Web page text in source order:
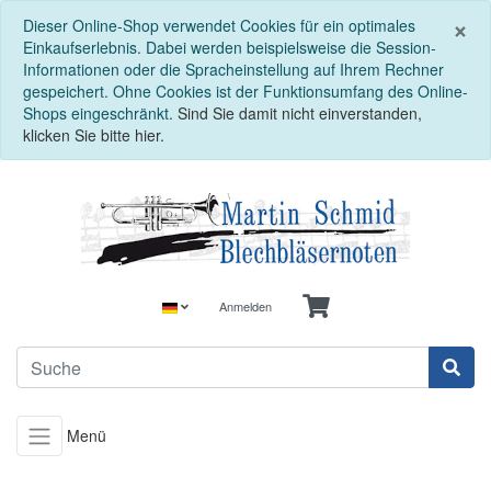
×
Dieser Online-Shop verwendet Cookies für ein optimales
Einkaufserlebnis. Dabei werden beispielsweise die Session-
Informationen oder die Spracheinstellung auf Ihrem Rechner
gespeichert. Ohne Cookies ist der Funktionsumfang des Online-
Shops eingeschränkt. Sind Sie damit nicht einverstanden,
klicken Sie bitte hier.
Anmelden
Menü